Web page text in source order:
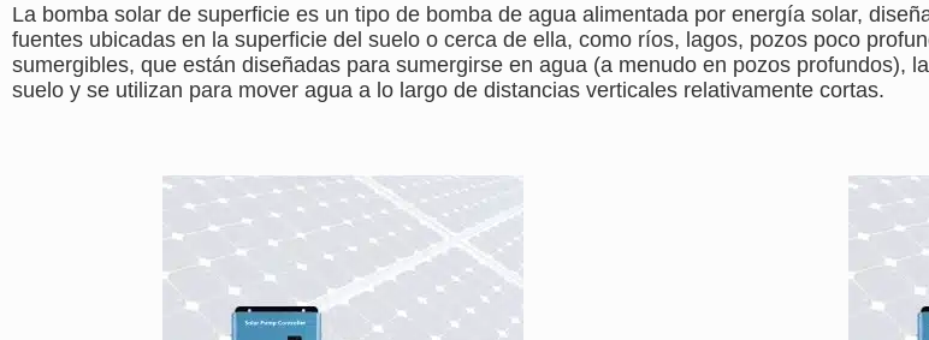
La bomba solar de superficie es un tipo de bomba de agua alimentada por energía solar,
fuentes ubicadas en la superficie del suelo o cerca de ella, como ríos, lagos, pozos poco
sumergibles, que están diseñadas para sumergirse en agua (a menudo en pozos profundos),
suelo y se utilizan para mover agua a lo largo de distancias verticales relativamente cortas.